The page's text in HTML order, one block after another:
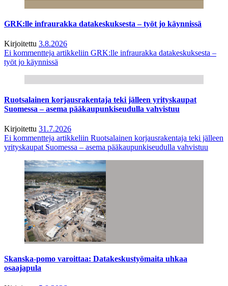
GRK:lle infraurakka datakeskuksesta – työt jo käynnissä
Kirjoitettu 3.8.2026
Ei kommentteja artikkeliin GRK:lle infraurakka datakeskuksesta –
työt jo käynnissä
Ruotsalainen korjausrakentaja teki jälleen yrityskaupat
Suomessa – asema pääkaupunkiseudulla vahvistuu
Kirjoitettu 31.7.2026
Ei kommentteja artikkeliin Ruotsalainen korjausrakentaja teki jälleen
yrityskaupat Suomessa – asema pääkaupunkiseudulla vahvistuu
Skanska-pomo varoittaa: Datakeskustyömaita uhkaa
osaajapula